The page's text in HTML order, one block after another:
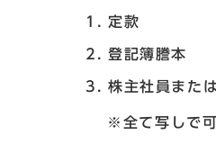
定款
登記簿謄本
株主社員また
※全て写しで可